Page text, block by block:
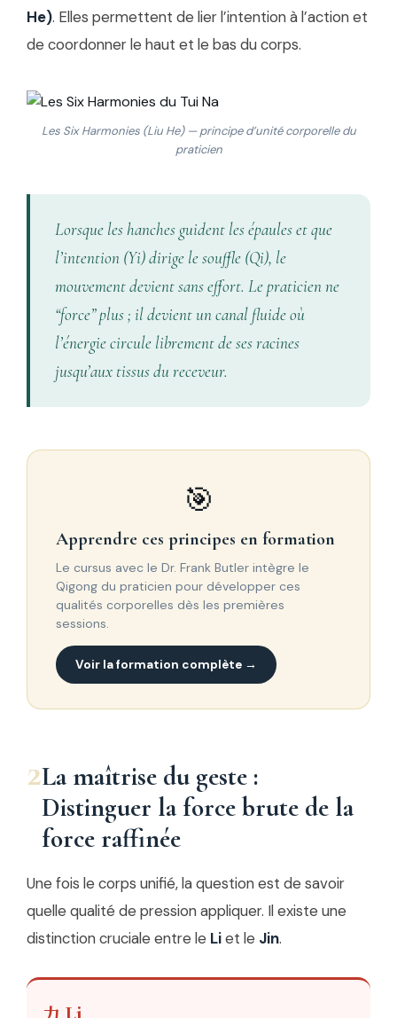
He). Elles permettent de lier l’intention à l’action et
de coordonner le haut et le bas du corps.
Les Six Harmonies (Liu He) — principe d’unité corporelle du
praticien
Lorsque les hanches guident les épaules et que
l’intention (Yi) dirige le souffle (Qi), le
mouvement devient sans effort. Le praticien ne
“force” plus ; il devient un canal fluide où
l’énergie circule librement de ses racines
jusqu’aux tissus du receveur.
🎯
Apprendre ces principes en formation
Le cursus avec le Dr. Frank Butler intègre le
Qigong du praticien pour développer ces
qualités corporelles dès les premières
sessions.
Voir la formation complète →
2La maîtrise du geste :
Distinguer la force brute de la
force raffinée
Une fois le corps unifié, la question est de savoir
quelle qualité de pression appliquer. Il existe une
distinction cruciale entre le Liet le Jin.